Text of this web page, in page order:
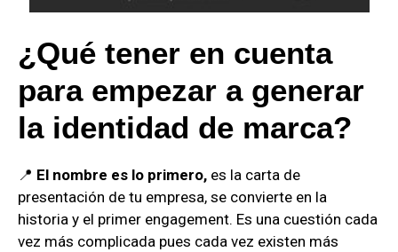
¿Qué tener en cuenta
para empezar a generar
la identidad de marca?
📍 El nombre es lo primero, es la carta de
presentación de tu empresa, se convierte en la
historia y el primer engagement. Es una cuestión cada
vez más complicada pues cada vez existen más